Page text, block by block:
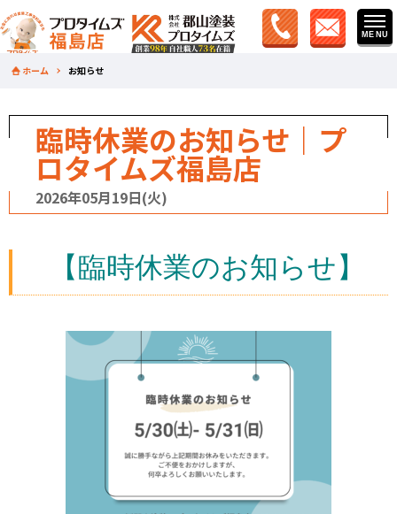
ホーム お知らせ
臨時休業のお知らせ｜プ
ロタイムズ福島店
2026年05月19日(火)
【臨時休業のお知らせ】